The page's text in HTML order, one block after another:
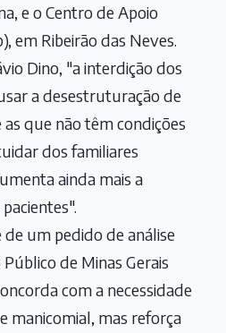
e o Centro de Apoio
em Ribeirão das Neves.
Dino, "a interdição dos
a desestruturação de
que não têm condições
dos familiares
ainda mais a
um pedido de análise
de Minas Gerais
com a necessidade
manicomial, mas reforça